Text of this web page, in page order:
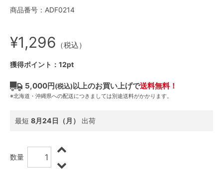
商品番号：ADF0214
¥1,296 （税込）
獲得ポイント：12pt
5,000円(税込)以上のお買い上げで送料無料！
※北海道・沖縄県への配送につきましては別途送料がかかります。
最短 8月24日（月） 出荷
数量